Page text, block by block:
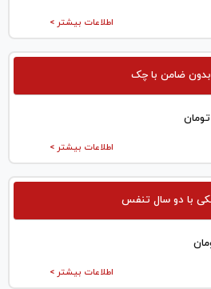
اطلاعات بیشتر >
بدون ضامن با چک
تومان
اطلاعات بیشتر >
با دو سال تنفس
اطلاعات بیشتر >